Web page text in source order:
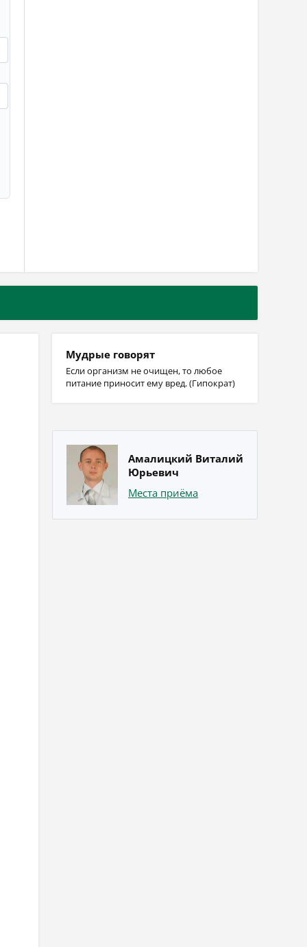
Мудрые говорят
Если организм не очищен, то любое
питание приносит ему вред. (Гипократ)
Амалицкий Виталий
Юрьевич
Места приёма